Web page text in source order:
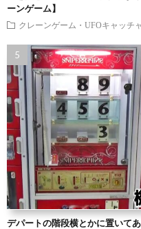
ーンゲーム】
クレーンゲーム・UFOキャッチ
デパートの階段横とかに置いて